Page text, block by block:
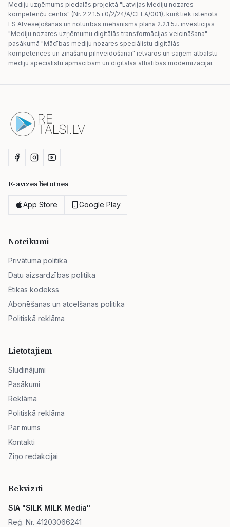
Mediju uzņēmums piedalās projektā "Latvijas Mediju nozares
kompetenču centrs" (Nr. 2.2.1.5.i.0/2/24/A/CFLA/001), kurš tiek īstenots
ES Atveseļošanas un noturības mehānisma plāna 2.2.1.5.i. investīcijas
"Mediju nozares uzņēmumu digitālās transformācijas veicināšana"
pasākumā "Mācības mediju nozares speciālistu digitālās
kompetences un zināšanu pilnveidošanai" ietvaros un saņem atbalstu
mediju speciālistu apmācībām un digitālās attīstības modernizācijai.
E-avīzes lietotnes
App Store Google Play
Noteikumi
Privātuma politika
Datu aizsardzības politika
Ētikas kodekss
Abonēšanas un atcelšanas politika
Politiskā reklāma
Lietotājiem
Sludinājumi
Pasākumi
Reklāma
Politiskā reklāma
Par mums
Kontakti
Ziņo redakcijai
Rekvizīti
SIA "SILK MILK Media"
Reģ. Nr. 41203066241